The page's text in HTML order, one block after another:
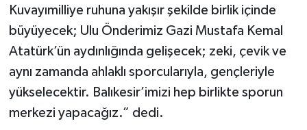
Kuvayımilliye ruhuna yakışır şekilde birlik içinde
büyüyecek; Ulu Önderimiz Gazi Mustafa Kemal
Atatürk’ün aydınlığında gelişecek; zeki, çevik ve
aynı zamanda ahlaklı sporcularıyla, gençleriyle
yükselecektir. Balıkesir’imizi hep birlikte sporun
merkezi yapacağız.” dedi.